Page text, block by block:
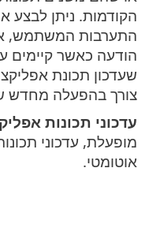
הקודמות. ניתן לבצע
התערבות המשתמש,
הודעה כאשר קיימים
שעדכון תכונת
צורך בהפעלה מחדש
עדכוני תכונות
מופעלת, עדכוני
אוטומטי.